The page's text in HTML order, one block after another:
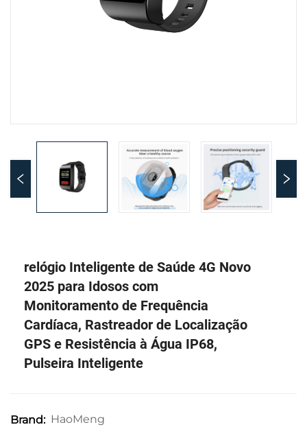
relógio Inteligente de Saúde 4G Novo
2025 para Idosos com
Monitoramento de Frequência
Cardíaca, Rastreador de Localização
GPS e Resistência à Água IP68,
Pulseira Inteligente
Brand: HaoMeng